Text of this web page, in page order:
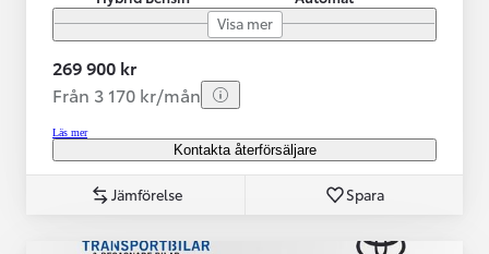
Visa mer
269 900 kr
Från 3 170 kr/mån
Läs mer
Kontakta återförsäljare
Jämförelse Spara